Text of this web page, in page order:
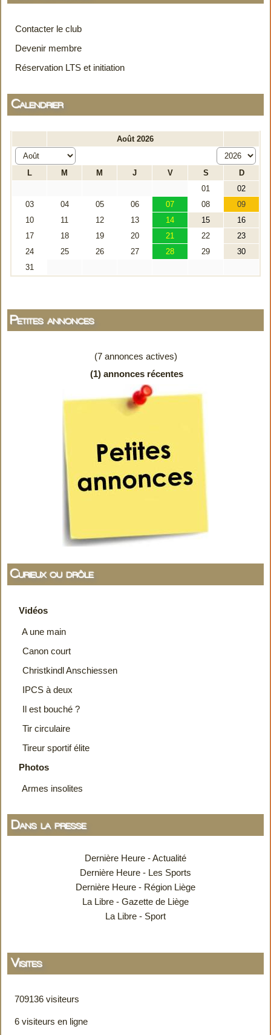
Contacter le club
Devenir membre
Réservation LTS et initiation
Calendrier
Petites annonces
(7 annonces actives)
(1) annonces récentes
Curieux ou drôle
Vidéos
A une main
Canon court
Christkindl Anschiessen
IPCS à deux
Il est bouché ?
Tir circulaire
Tireur sportif élite
Photos
Armes insolites
Dans la presse
Dernière Heure - Actualité
Dernière Heure - Les Sports
Dernière Heure - Région Liège
La Libre - Gazette de Liège
La Libre - Sport
Visites
709136 visiteurs
6 visiteurs en ligne